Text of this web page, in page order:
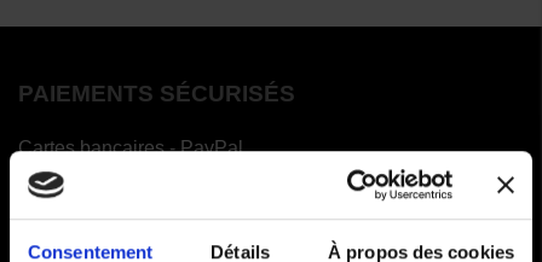
Consentement Détails À propos des cookies
PAIEMENTS SÉCURISÉS
Cartes bancaires - PayPal
Paiement en 3 ou 4 fois